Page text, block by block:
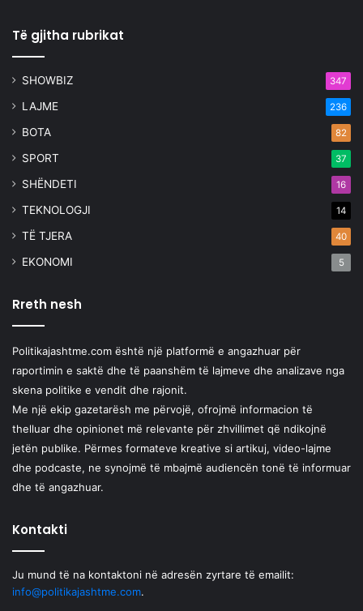
Të gjitha rubrikat
SHOWBIZ 347
LAJME 236
BOTA 82
SPORT 37
SHËNDETI 16
TEKNOLOGJI 14
TË TJERA 40
EKONOMI 5
Rreth nesh
Politikajashtme.com është një platformë e angazhuar për
raportimin e saktë dhe të paanshëm të lajmeve dhe analizave nga
skena politike e vendit dhe rajonit.
Me një ekip gazetarësh me përvojë, ofrojmë informacion të
thelluar dhe opinionet më relevante për zhvillimet që ndikojnë
jetën publike. Përmes formateve kreative si artikuj, video-lajme
dhe podcaste, ne synojmë të mbajmë audiencën tonë të informuar
dhe të angazhuar.
Kontakti
Ju mund të na kontaktoni në adresën zyrtare të emailit:
info@politikajashtme.com.